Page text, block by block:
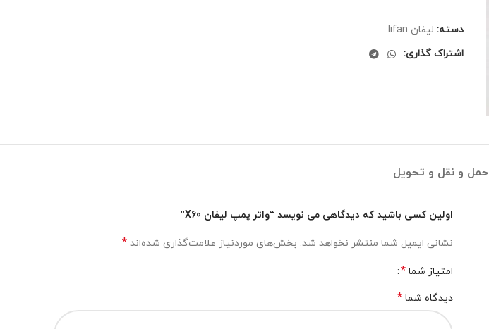
دسته: لیفان lifan
اشتراک گذاری:
حمل و نقل و تحویل
اولین کسی باشید که دیدگاهی می نویسد “واتر پمپ لیفان X60”
نشانی ایمیل شما منتشر نخواهد شد. بخش‌های موردنیاز علامت‌گذاری شده‌اند *
امتیاز شما *
دیدگاه شما *